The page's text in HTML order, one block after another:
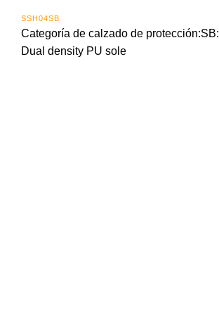
SSH04SB
Categoría de calzado de
Dual density PU sole